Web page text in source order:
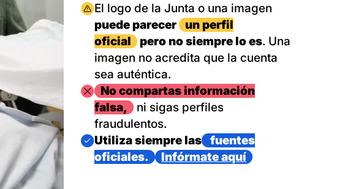
Imagen
El logo de la Junta o una imagen
puede parecer
un perfil
oficial
pero no siempre lo es. Una
imagen no acredita que la cuenta
sea auténtica.
ImagenNo compartas información
falsa,
ni sigas perfiles
fraudulentos.
Imagen
Utiliza siempre las
fuentes
oficiales.
Infórmate aquí